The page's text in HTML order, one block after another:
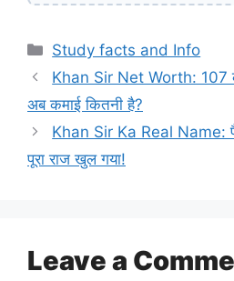
Categories
Study facts and Info
Khan Sir Net Worth: 107
अब कमाई कितनी है?
Khan Sir Ka Real Name:
पूरा राज खुल गया!
Leave a